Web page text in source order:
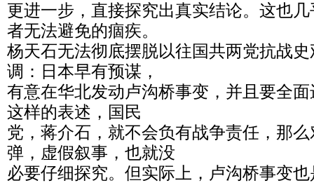
更进一步，直接探究出真实结论。这也
者无法避免的痼疾。
杨天石无法彻底摆脱以往国共两党抗战
调：日本早有预谋，
有意在华北发动卢沟桥事变，并且要全
这样的表述，国民
党，蒋介石，就不会负有战争责任，那
弹，虚假叙事，也就没
必要仔细探究。但实际上，卢沟桥事变